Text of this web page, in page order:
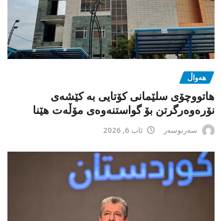
هەواڵ
هاتووچۆی سلێمانی کۆتایی بە کێشەی
نۆرەوەرگرتن بۆ گواستنەوەی مۆڵەت هێنا
سەرنوسەر ئاب 6, 2026